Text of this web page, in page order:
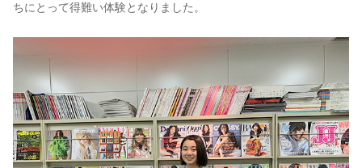
ちにとって得難い体験となりました。